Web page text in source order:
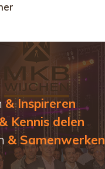
& Inspireren
& Kennis delen
& Samenwerken